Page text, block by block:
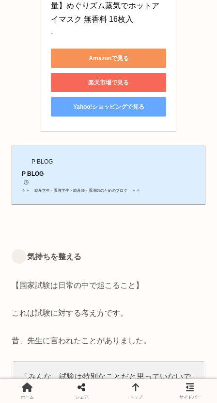
量】めぐりズム蒸気でホットア
イマスク 無香料 16枚入
-
Amazonで見る
楽天市場で見る
Yahoo!ショッピングで見る
P BLOG
P BLOG
🕒️
✧ ✧ 助産学生・看護学生・助産師・看護師のためのブログ ✧ ✧
気持ちを整える
【国家試験は日常の中で起こること】
これは試験に対する考え方です。
昔、先生に言われたことがありました。
「みんな、試験は特別なことだと思っていないで
すか？試験は皆さんの日常の中で起っていること
ホーム シェア トップ サイドバー